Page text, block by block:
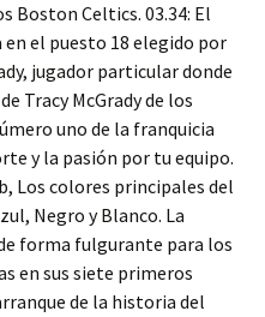
Boston Celtics. 03.34: El
el puesto 18 elegido por
jugador particular donde
Tracy McGrady de los
uno de la franquicia
y la pasión por tu equipo.
Los colores principales del
Negro y Blanco. La
forma fulgurante para los
en sus siete primeros
de la historia del